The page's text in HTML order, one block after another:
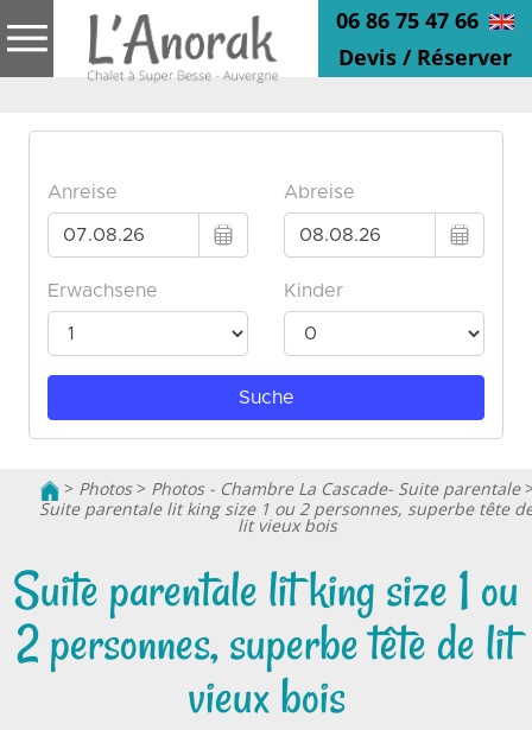
06 86 75 47 66
Devis / Réserver
> Photos> Photos - Chambre La Cascade- Suite parentale
Suite parentale lit king size 1 ou 2 personnes, superbe tête
lit vieux bois
Suite parentale lit king size 1 ou
2 personnes, superbe tête de lit
vieux bois